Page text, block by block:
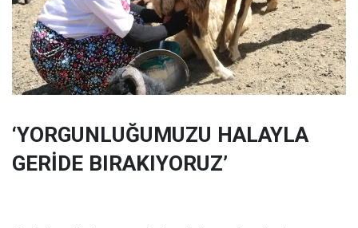
‘YORGUNLUĞUMUZU HALAYLA
GERİDE BIRAKIYORUZ’